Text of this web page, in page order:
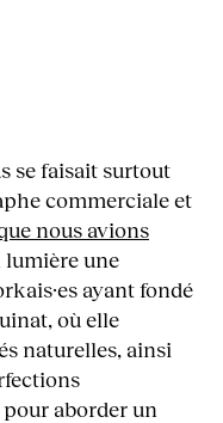
se faisait surtout
commerciale et
nous avions
lumière une
ayant fondé
où elle
naturelles, ainsi
aborder un